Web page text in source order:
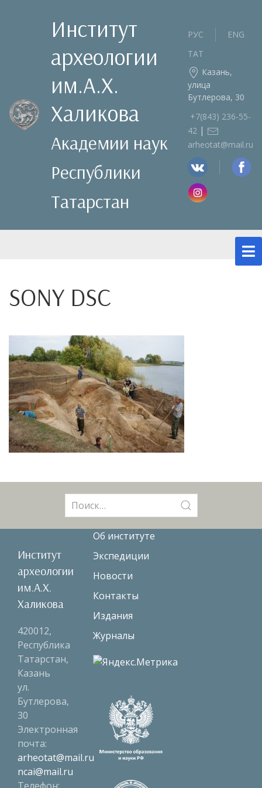
Институт
археологии
им.А.Х.
Халикова
Академии наук
Республики
Татарстан
РУС
ENG
ТАТ
Казань,
улица
Бутлерова, 30
+7(843) 236‑55-
42 |
arheotat@mail.ru
SONY DSC
Институт
археологии
им.А.Х.
Халикова
420012,
Республика
Татарстан,
Казань
ул.
Бутлерова,
30
Электронная
почта:
arheotat@mail.ru
ncai@mail.ru
Об институте
Экспедиции
Новости
Контакты
Издания
Журналы